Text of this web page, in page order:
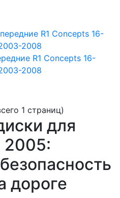
R1 Concepts 16-
2008
1 страниц)
для
2005:
дороге